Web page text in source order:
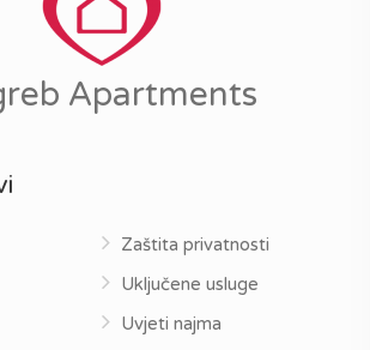
Apartments
Zaštita privatnosti
Uključene usluge
Uvjeti najma